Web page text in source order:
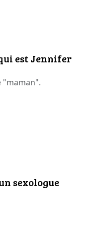
est Jennifer
"maman".
sexologue